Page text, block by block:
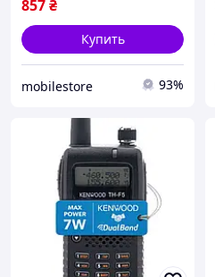
857₴
Купить
mobilestore 93%